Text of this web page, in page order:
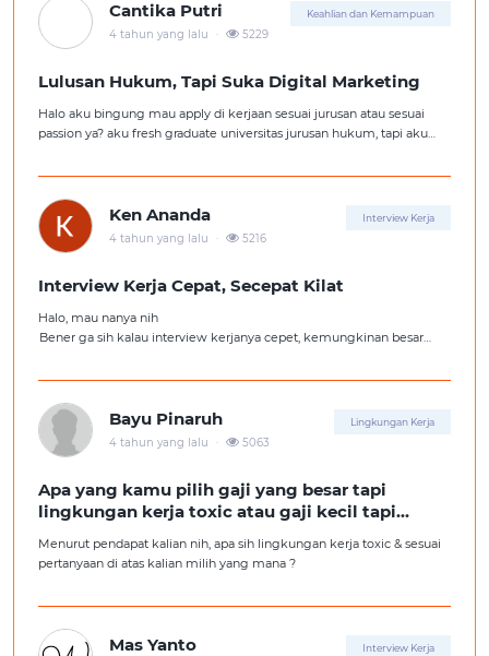
Cantika Putri Keahlian dan Kemampuan
4 tahun yang lalu . 5229
Lulusan Hukum, Tapi Suka Digital Marketing
Halo aku bingung mau apply di kerjaan sesuai jurusan atau sesuai
passion ya? aku fresh graduate universitas jurusan hukum, tapi aku
Ken Ananda Interview Kerja
4 tahun yang lalu . 5216
Interview Kerja Cepat, Secepat Kilat
Halo, mau nanya nih
Bener ga sih kalau interview kerjanya cepet, kemungkinan besar
Bayu Pinaruh Lingkungan Kerja
4 tahun yang lalu . 5063
Apa yang kamu pilih gaji yang besar tapi
lingkungan kerja toxic atau gaji kecil tapi
Menurut pendapat kalian nih, apa sih lingkungan kerja toxic & sesuai
pertanyaan di atas kalian milih yang mana ?
Mas Yanto Interview Kerja